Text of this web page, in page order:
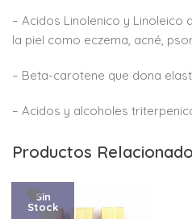
– Acidos Linolenico y Linoleico
la piel como eczema, acné,
– Beta-carotene que dona
– Acidos y alcoholes
Productos
Sin
Stock